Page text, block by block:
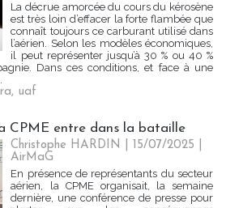
La décrue amorcée du cours du kérosène
est très loin d’effacer la forte flambée que
connaît toujours ce carburant utilisé dans
l’aérien. Selon les modèles économiques,
il peut représenter jusqu’à 30 % ou 40 %
Dans ces conditions, et face à une
, uaf
CPME entre dans la bataille
Christophe HARDIN | 15/07/2025
AirMaG
En présence de représentants du secteur
aérien, la CPME organisait, la semaine
dernière, une conférence de presse pour